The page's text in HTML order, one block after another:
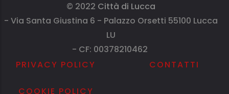
© 2022 Città di Lucca
- Via Santa Giustina 6 - Palazzo Orsetti 55100 Lucca
LU
- CF: 00378210462
PRIVACY POLICY
COOKIE POLICY
CONTATTI